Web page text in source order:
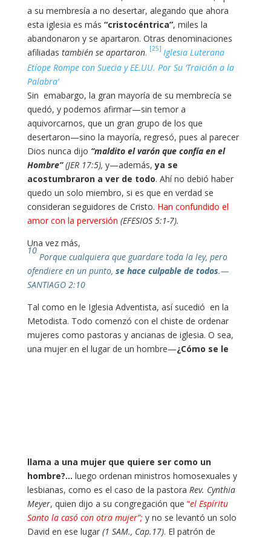
a su membresía a no desertar, alegando que ahora
esta iglesia es más “cristocéntrica”, miles la
abandonaron y se apartaron. Otras denominaciones
afiliadas tambiénse apartaron. [25] Iglesia Luterana
Etíope Rompe con Suecia y EE.UU. Por Su ‘Traición a la
Palabra’
Sin emabargo, la gran mayoría de su membrecía se
quedó, y podemos afirmar—sin temor a
aquivorcarnos, que un gran grupo de los que
desertaron—sino la mayoría, regresó, pues al parecer
Dios nunca dijo “maldito el varón que confía en el
Hombre” (JER 17:5), y—además,ya se
acostumbraron a ver de todo. Ahí no debió haber
quedo un solo miembro, si es que en verdad se
consideran seguidores de Cristo. Han confundido el
amor con la perversión (EFESIOS 5:1-7).
Una vez más,
10
Porque cualquiera que guardare toda la ley, pero
ofendiere en un punto, se hace culpable de todos.—
SANTIAGO 2:10
Tal como en le Iglesia Adventista, así sucedió en la
Metodista. Todo comenzó con el chiste de ordenar
mujeres como pastoras y ancianas de iglesia. O sea,
una mujer en el lugar de un hombre—¿Cómo se le
llama a una mujer que quiere ser como un
hombre?… luego ordenan ministros homosexuales y
lesbianas, como es el caso de la pastora Rev. Cynthia
Meyer, quien dijo a su congregación que “el Espíritu
Santo la casó con otra mujer”; y no se levantó un solo
David en ese lugar (1 SAM., Cap.17). El patrón de